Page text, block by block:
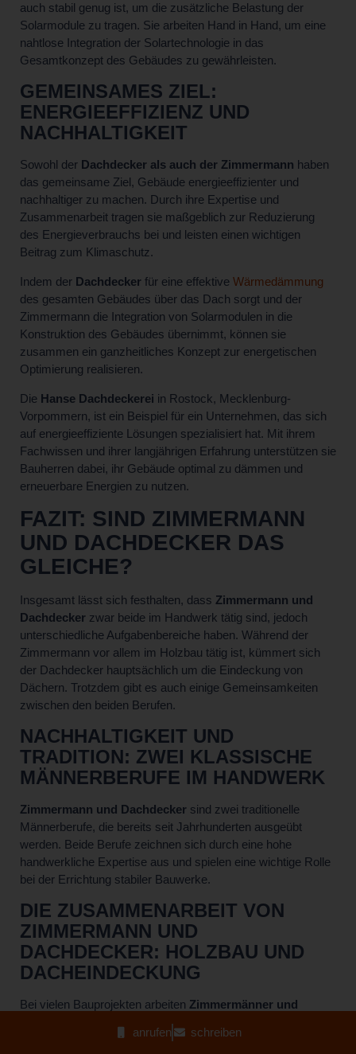
auch stabil genug ist, um die zusätzliche Belastung der
Solarmodule zu tragen. Sie arbeiten Hand in Hand, um eine
nahtlose Integration der Solartechnologie in das
Gesamtkonzept des Gebäudes zu gewährleisten.
GEMEINSAMES ZIEL:
ENERGIEEFFIZIENZ UND
NACHHALTIGKEIT
Sowohl der Dachdecker als auch der Zimmermann haben
das gemeinsame Ziel, Gebäude energieeffizienter und
nachhaltiger zu machen. Durch ihre Expertise und
Zusammenarbeit tragen sie maßgeblich zur Reduzierung
des Energieverbrauchs bei und leisten einen wichtigen
Beitrag zum Klimaschutz.
Indem der Dachdecker für eine effektive Wärmedämmung
des gesamten Gebäudes über das Dach sorgt und der
Zimmermann die Integration von Solarmodulen in die
Konstruktion des Gebäudes übernimmt, können sie
zusammen ein ganzheitliches Konzept zur energetischen
Optimierung realisieren.
Die Hanse Dachdeckerei in Rostock, Mecklenburg-
Vorpommern, ist ein Beispiel für ein Unternehmen, das sich
auf energieeffiziente Lösungen spezialisiert hat. Mit ihrem
Fachwissen und ihrer langjährigen Erfahrung unterstützen sie
Bauherren dabei, ihr Gebäude optimal zu dämmen und
erneuerbare Energien zu nutzen.
FAZIT: SIND ZIMMERMANN
UND DACHDECKER DAS
GLEICHE?
Insgesamt lässt sich festhalten, dass Zimmermann und
Dachdecker zwar beide im Handwerk tätig sind, jedoch
unterschiedliche Aufgabenbereiche haben. Während der
Zimmermann vor allem im Holzbau tätig ist, kümmert sich
der Dachdecker hauptsächlich um die Eindeckung von
Dächern. Trotzdem gibt es auch einige Gemeinsamkeiten
zwischen den beiden Berufen.
NACHHALTIGKEIT UND
TRADITION: ZWEI KLASSISCHE
MÄNNERBERUFE IM HANDWERK
Zimmermann und Dachdecker sind zwei traditionelle
Männerberufe, die bereits seit Jahrhunderten ausgeübt
werden. Beide Berufe zeichnen sich durch eine hohe
handwerkliche Expertise aus und spielen eine wichtige Rolle
bei der Errichtung stabiler Bauwerke.
DIE ZUSAMMENARBEIT VON
ZIMMERMANN UND
DACHDECKER: HOLZBAU UND
DACHEINDECKUNG
Bei vielen Bauprojekten arbeiten Zimmermänner und
eng zusammen. Der Zimmermann sorgt für
den stabilen Holzbau eines Gebäudes, während der
anrufen schreiben